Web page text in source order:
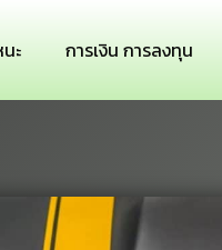
ะ การเงิน การลงทุน